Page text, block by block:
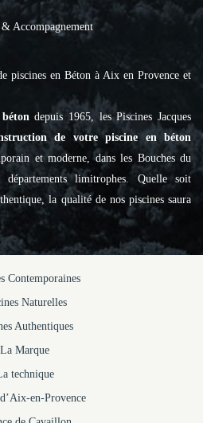
Accompagnement
piscines en Béton à Aix en Provence et
bétondepuis 1965, les Piscines Jacques
de votre piscine en béton
et moderne, dans les Bouches du
limitrophes. Quelle soit
la qualité de nos piscines saura
Contemporaines
Naturelles
Authentiques
La Marque
technique
en-Provence